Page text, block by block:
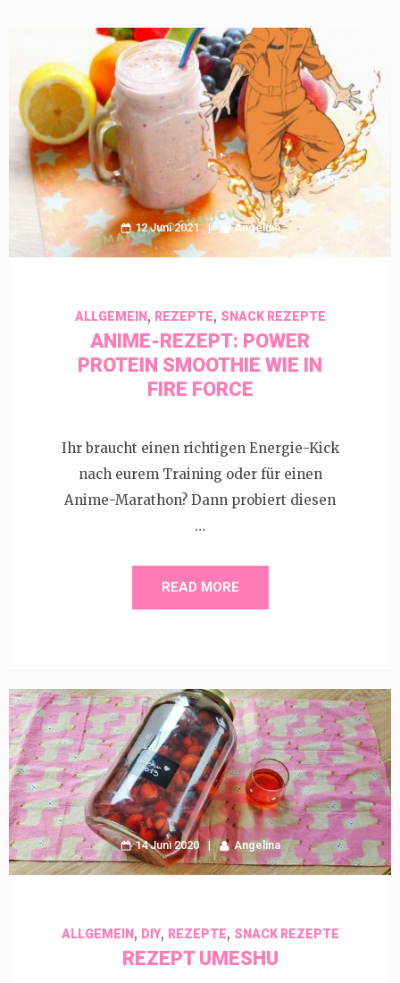
12 Juni 2021 Angelina
ALLGEMEIN, REZEPTE, SNACK REZEPTE
ANIME-REZEPT: POWER
PROTEIN SMOOTHIE WIE IN
FIRE FORCE
Ihr braucht einen richtigen Energie-Kick
nach eurem Training oder für einen
Anime-Marathon? Dann probiert diesen
…
READ MORE
14 Juni 2020 Angelina
ALLGEMEIN, DIY, REZEPTE, SNACK REZEPTE
REZEPT UMESHU